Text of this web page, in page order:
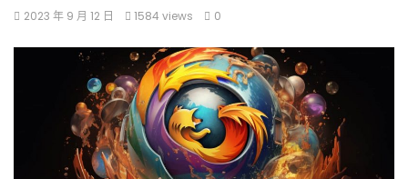
2023 年 9 月 12 日 1584 views 0